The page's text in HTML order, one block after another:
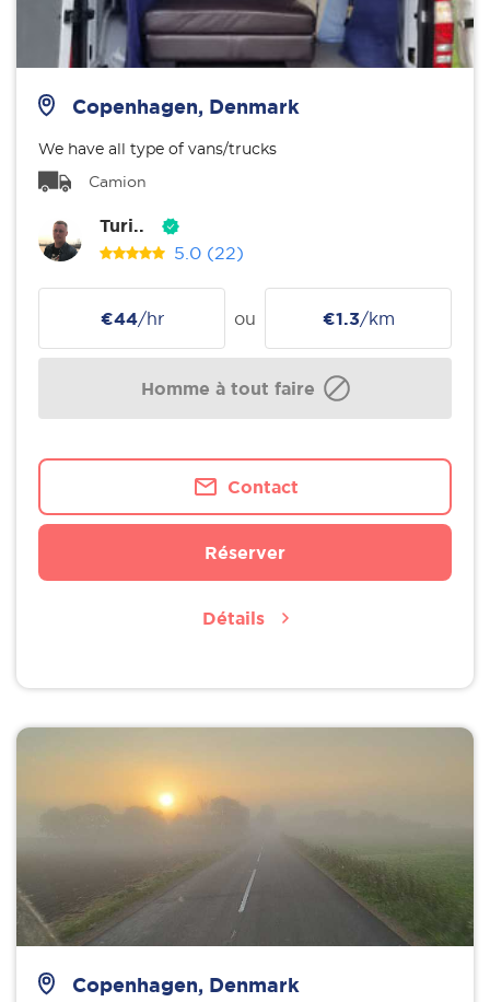
Copenhagen, Denmark
We have all type of vans/trucks
Camion
Turi..
5.0 (22)
€44/hr ou €1.3/km
Homme à tout faire
Contact
Réserver
Détails
Copenhagen, Denmark